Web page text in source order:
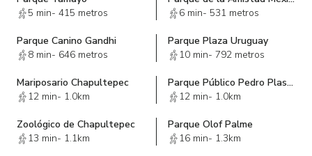
5 min- 415 metros
6 min- 531 metros
Parque Canino Gandhi
8 min- 646 metros
Parque Plaza Uruguay
10 min- 792 metros
Mariposario Chapultepec
12 min- 1.0km
Parque Público Pedro Plascencia Salinas
12 min- 1.0km
Zoológico de Chapultepec
13 min- 1.1km
Parque Olof Palme
16 min- 1.3km